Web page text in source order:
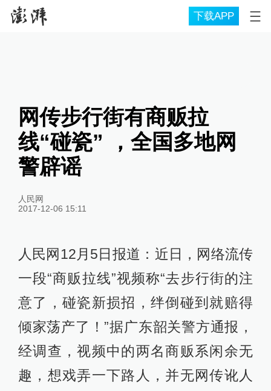
下载APP
网传步行街有商贩拉
线“碰瓷” ，全国多地网
警辟谣
人民网
2017-12-06 15:11
人民网12月5日报道：近日，网络流传
一段“商贩拉线”视频称“去步行街的注
意了，碰瓷新损招，绊倒碰到就赔得
倾家荡产了！”据广东韶关警方通报，
经调查，视频中的两名商贩系闲余无
趣，想戏弄一下路人，并无网传讹人